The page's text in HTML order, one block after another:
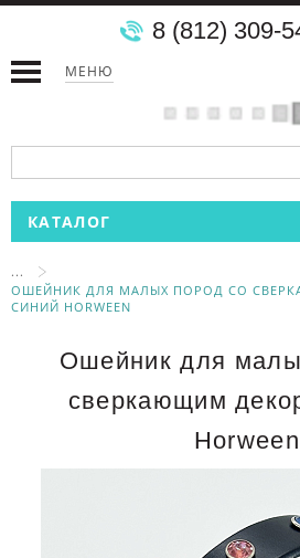
МЕНЮ
8 (812) 309-
КАТАЛОГ
...
ОШЕЙНИК ДЛЯ МАЛЫХ ПОРОД СО
СИНИЙ HORWEEN
Ошейник для
сверкающим
Horween